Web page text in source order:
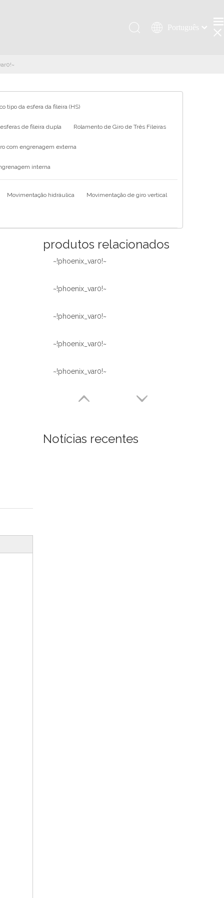
Português
Italiano
tipo da esfera da fileira (HS)
de fileira dupla Rolamento de Giro de Três Fileiras
com engrenagem externa
interna
Movimentação hidráulica Movimentação de giro vertical
produtos relacionados
~!phoenix_var0!~
~!phoenix_var0!~
~!phoenix_var0!~
~!phoenix_var0!~
~!phoenix_var0!~
Notícias recentes